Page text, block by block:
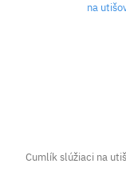
na
Cumlík slúžiaci na